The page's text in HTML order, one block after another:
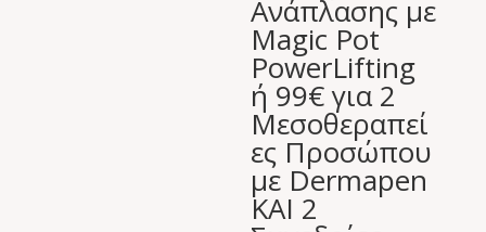
Ανάπλασης με
Magic Pot
PowerLifting
ή 99€ για 2
Μεσοθεραπεί
ες Προσώπου
με Dermapen
ΚΑΙ 2